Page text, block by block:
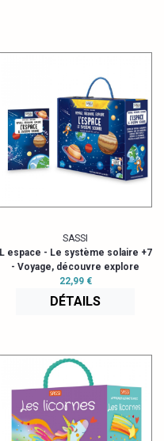
SASSI
L espace - Le système solaire +7
- Voyage, découvre explore
22,99 €
DÉTAILS